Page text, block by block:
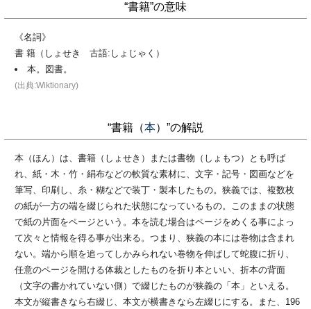
“書籍”の意味
《名詞》
書 籍（しょせき 古語:しょじゃく）
本。図書。
(出典:Wiktionary)
“書籍（本）”の解説
本（ほん）は、書籍（しょせき）または書物（しょもつ）とも呼ば
れ、紙・木・竹・絹布などの軟質な素材に、文字・記号・図画などを
筆写、印刷し、糸・糊などで装丁・製本したもの。狭義では、複数枚
の紙が一方の端を綴じられた状態になっているもの。このままの状態
で紙の片面をページという。本を読む場合はページをめくる事によっ
て次々と情報を得る事が出来る。つまり、狭義の本には巻物は含まれ
ない。端から順を追ってしかみられない巻物を伸ばして蛇腹に折り、
任意のページを開ける体裁としたものを折り本といい、折本の背面
（文字の書かれていない側）で綴じたものが狭義の「本」といえる。
本文が縦書きなら右綴じ、本文が横書きなら左綴じにする。また、196